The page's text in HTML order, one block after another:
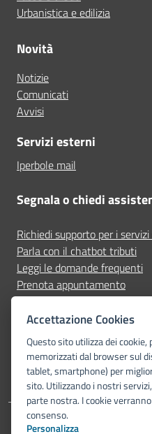
Urbanistica e edilizia
Novità
Notizie
Comunicati
Avvisi
Servizi esterni
Iperbole mail
Segnala o chiedi
Richiedi supporto per i
Parla con il chatbot tributi
Leggi le domande frequenti
Prenota appuntamento
Segnala disservizio
Seguici su
Accettazione Cookies
Questo sito utilizza dei
memorizzati dal browser sul
tablet, smartphone) per
sito. Utilizzando i nostri
parte nostra. I cookie
consenso.
Personalizza